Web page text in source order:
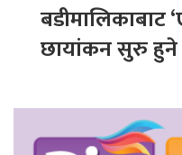
बडीमालिकाबाट
छायांकन सुरु हुने